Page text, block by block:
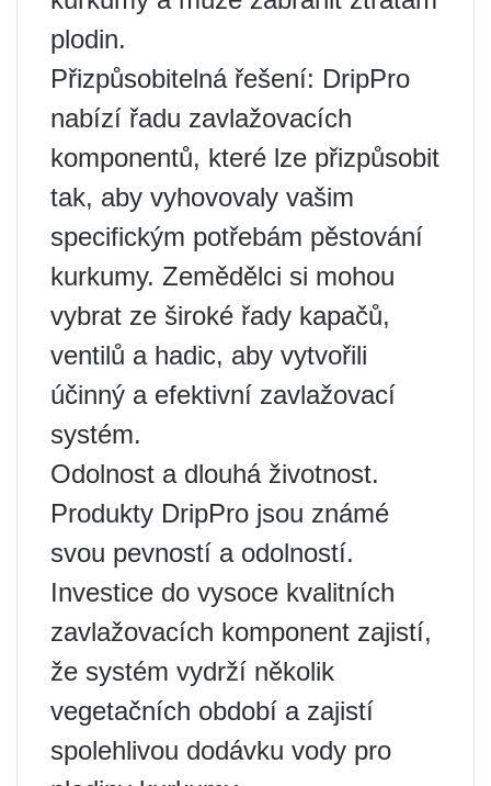
plodin.
Přizpůsobitelná řešení: DripPro
nabízí řadu zavlažovacích
komponentů, které lze přizpůsobit
tak, aby vyhovovaly vašim
specifickým potřebám pěstování
kurkumy. Zemědělci si mohou
vybrat ze široké řady kapačů,
ventilů a hadic, aby vytvořili
účinný a efektivní zavlažovací
systém.
Odolnost a dlouhá životnost.
Produkty DripPro jsou známé
svou pevností a odolností.
Investice do vysoce kvalitních
zavlažovacích komponent zajistí,
že systém vydrží několik
vegetačních období a zajistí
spolehlivou dodávku vody pro